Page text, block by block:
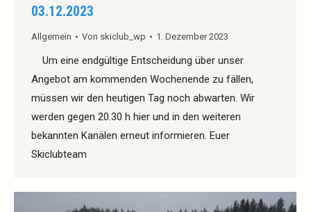
03.12.2023
Allgemein Von skiclub_wp 1. Dezember 2023
Um eine endgültige Entscheidung über unser
Angebot am kommenden Wochenende zu fällen,
müssen wir den heutigen Tag noch abwarten. Wir
werden gegen 20.30 h hier und in den weiteren
bekannten Kanälen erneut informieren. Euer
Skiclubteam